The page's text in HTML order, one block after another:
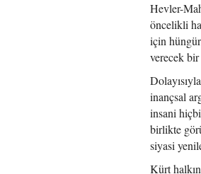
Hevler-
öncelikli
için
verecek bir
inançsal
insani
birlikte
siyasi
Kürt